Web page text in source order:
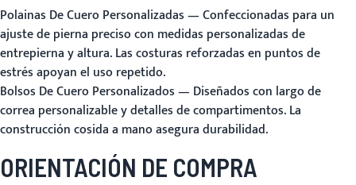
Polainas De Cuero Personalizadas— Confeccionadas para un
ajuste de pierna preciso con medidas personalizadas de
entrepierna y altura. Las costuras reforzadas en puntos de
estrés apoyan el uso repetido.
Bolsos De Cuero Personalizados— Diseñados con largo de
correa personalizable y detalles de compartimentos. La
construcción cosida a mano asegura durabilidad.
ORIENTACIÓN DE COMPRA